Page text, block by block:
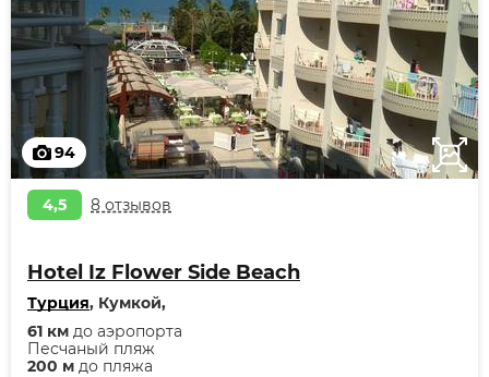
94
4,5 8 отзывов
Hotel Iz Flower Side Beach
Турция, Кумкой,
200 м до пляжа
Песчаный пляж
61 км до аэропорта